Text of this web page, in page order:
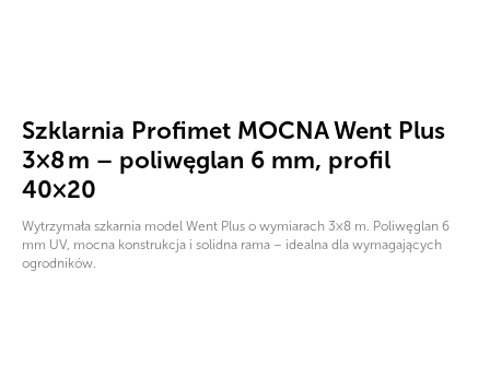
Szklarnia Profimet MOCNA Went Plus
3×8 m – poliwęglan 6 mm, profil
40×20
Wytrzymała szkarnia model Went Plus o wymiarach 3×8 m. Poliwęglan 6
mm UV, mocna konstrukcja i solidna rama – idealna dla wymagających
ogrodników.